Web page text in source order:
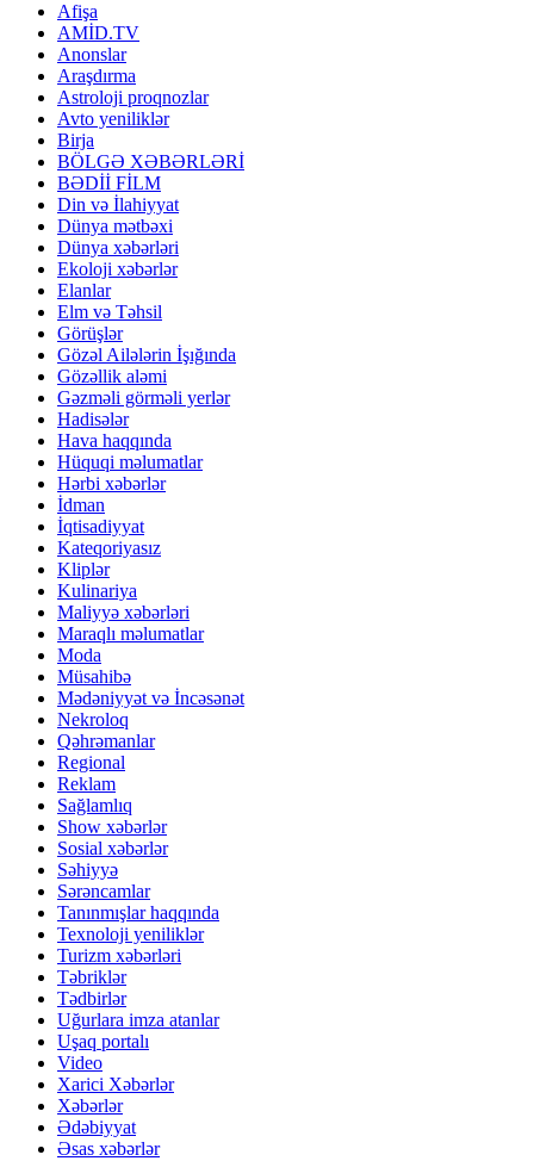
Afişa
AMİD.TV
Anonslar
Araşdırma
Astroloji proqnozlar
Avto yeniliklər
Birja
BÖLGƏ XƏBƏRLƏRİ
BƏDİİ FİLM
Din və İlahiyyat
Dünya mətbəxi
Dünya xəbərləri
Ekoloji xəbərlər
Elanlar
Elm və Təhsil
Görüşlər
Gözəl Ailələrin İşığında
Gözəllik aləmi
Gəzməli görməli yerlər
Hadisələr
Hava haqqında
Hüquqi məlumatlar
Hərbi xəbərlər
İdman
İqtisadiyyat
Kateqoriyasız
Kliplər
Kulinariya
Maliyyə xəbərləri
Maraqlı məlumatlar
Moda
Müsahibə
Mədəniyyət və İncəsənət
Nekroloq
Qəhrəmanlar
Regional
Reklam
Sağlamlıq
Show xəbərlər
Sosial xəbərlər
Səhiyyə
Sərəncamlar
Tanınmışlar haqqında
Texnoloji yeniliklər
Turizm xəbərləri
Təbriklər
Tədbirlər
Uğurlara imza atanlar
Uşaq portalı
Video
Xarici Xəbərlər
Xəbərlər
Ədəbiyyat
Əsas xəbərlər